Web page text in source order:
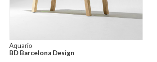
Aquario
BD Barcelona Design